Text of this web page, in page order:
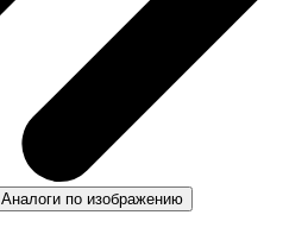
Аналоги по изображению